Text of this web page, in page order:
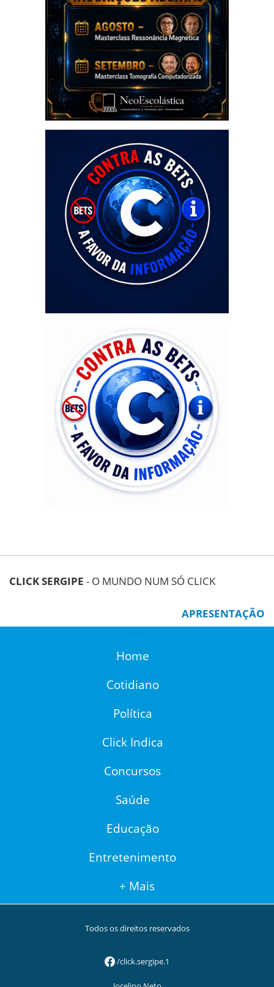
CLICK SERGIPE - O MUNDO NUM SÓ CLICK
APRESENTAÇÃO
Home
Cotidiano
Política
Click Indica
Concursos
Saúde
Educação
Entretenimento
+ Mais
Todos os direitos reservados
/click.sergipe.1